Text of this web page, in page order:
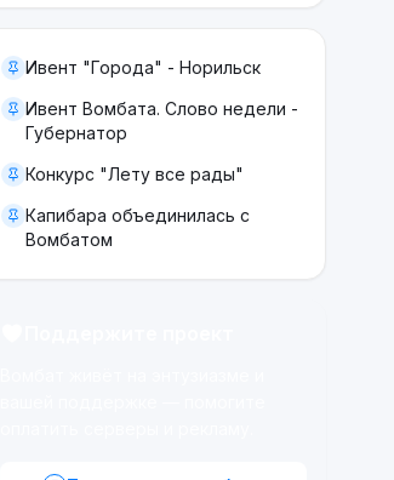
Ивент "Города" - Норильск
Ивент Вомбата. Слово недели -
Губернатор
Конкурс "Лету все рады"
Капибара объединилась с
Вомбатом